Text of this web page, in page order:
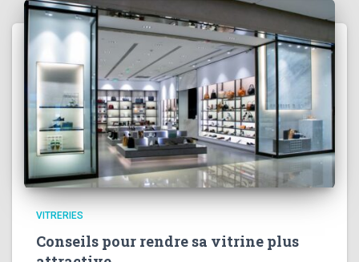
VITRERIES
Conseils pour rendre sa vitrine plus